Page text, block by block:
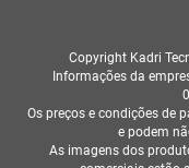
Copyright Kadri
Informações da
Os preços e condições de
e podem
As imagens dos